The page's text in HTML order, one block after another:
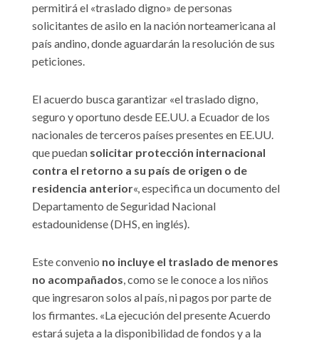
permitirá el «traslado digno» de personas
solicitantes de asilo en la nación norteamericana al
país andino, donde aguardarán la resolución de sus
peticiones.
El acuerdo busca garantizar «el traslado digno,
seguro y oportuno desde EE.UU. a Ecuador de los
nacionales de terceros países presentes en EE.UU.
que puedan solicitar protección internacional
contra el retorno a su país de origen o de
residencia anterior«, especifica un documento del
Departamento de Seguridad Nacional
estadounidense (DHS, en inglés).
Este convenio no incluye el traslado de menores
no acompañados, como se le conoce a los niños
que ingresaron solos al país, ni pagos por parte de
los firmantes. «La ejecución del presente Acuerdo
estará sujeta a la disponibilidad de fondos y a la